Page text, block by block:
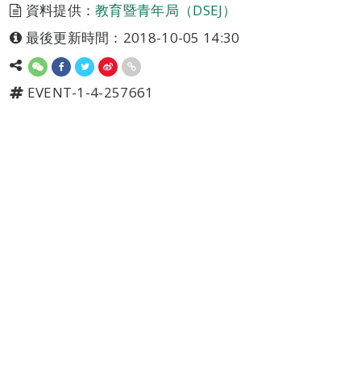
資料提供：教育暨青年局（DSEJ）
最後更新時間：2018-10-05 14:30
EVENT-1-4-257661